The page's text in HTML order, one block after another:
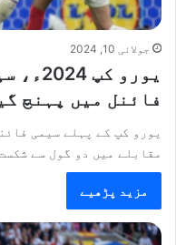
جولائی 10, 2024
یورو
فائنل میں پہنچ
یورو کپ کے پہلے سیمی
مقابلے میں دو گول سے
مزید پڑھیے